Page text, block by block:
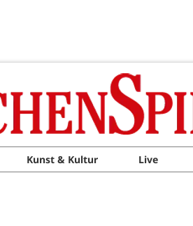
Kunst & Kultur Live